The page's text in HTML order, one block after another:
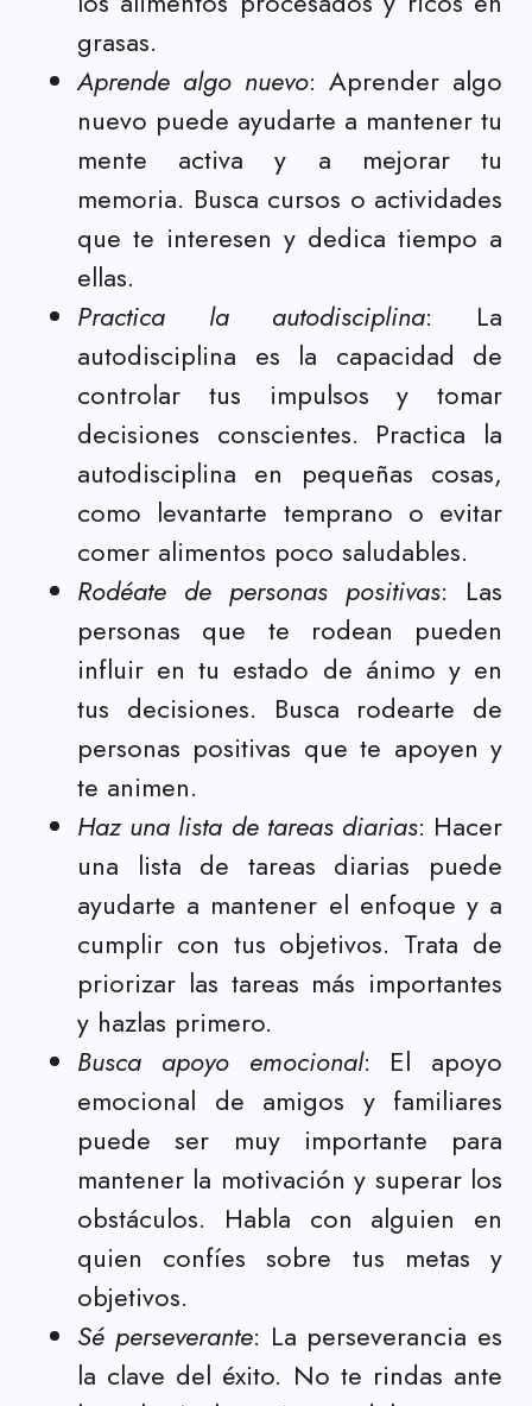
grasas.
Aprende algo nuevo: Aprender algo
nuevo puede ayudarte a mantener tu
mente activa y a mejorar tu
memoria. Busca cursos o actividades
que te interesen y dedica tiempo a
ellas.
Practica la autodisciplina: La
autodisciplina es la capacidad de
controlar tus impulsos y tomar
decisiones conscientes. Practica la
autodisciplina en pequeñas cosas,
como levantarte temprano o evitar
comer alimentos poco saludables.
Rodéate de personas positivas: Las
personas que te rodean pueden
influir en tu estado de ánimo y en
tus decisiones. Busca rodearte de
personas positivas que te apoyen y
te animen.
Haz una lista de tareas diarias: Hacer
una lista de tareas diarias puede
ayudarte a mantener el enfoque y a
cumplir con tus objetivos. Trata de
priorizar las tareas más importantes
y hazlas primero.
Busca apoyo emocional: El apoyo
emocional de amigos y familiares
puede ser muy importante para
mantener la motivación y superar los
obstáculos. Habla con alguien en
quien confíes sobre tus metas y
objetivos.
Sé perseverante: La perseverancia es
la clave del éxito. No te rindas ante